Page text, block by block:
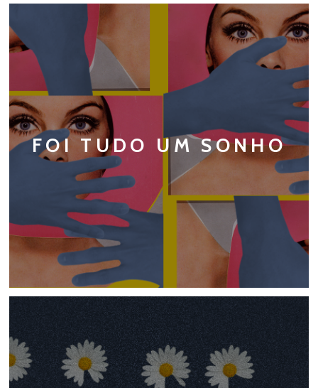
FOI TUDO UM SONHO